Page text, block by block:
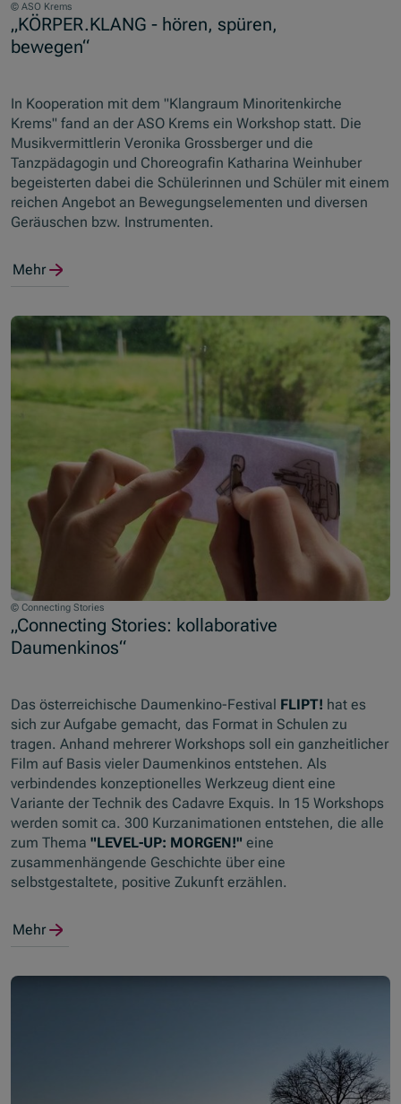
© ASO Krems
„KÖRPER.KLANG - hören, spüren,
bewegen“
In Kooperation mit dem "Klangraum Minoritenkirche
Krems" fand an der ASO Krems ein Workshop statt. Die
Musikvermittlerin Veronika Grossberger und die
Tanzpädagogin und Choreografin Katharina Weinhuber
begeisterten dabei die Schülerinnen und Schüler mit einem
reichen Angebot an Bewegungselementen und diversen
Geräuschen bzw. Instrumenten.
Mehr
© Connecting Stories
„Connecting Stories: kollaborative
Daumenkinos“
Das österreichische Daumenkino-Festival FLIPT! hat es
sich zur Aufgabe gemacht, das Format in Schulen zu
tragen. Anhand mehrerer Workshops soll ein ganzheitlicher
Film auf Basis vieler Daumenkinos entstehen. Als
verbindendes konzeptionelles Werkzeug dient eine
Variante der Technik des Cadavre Exquis. In 15 Workshops
werden somit ca. 300 Kurzanimationen entstehen, die alle
zum Thema"LEVEL-UP: MORGEN!" eine
zusammenhängende Geschichte über eine
selbstgestaltete, positive Zukunft erzählen.
Mehr